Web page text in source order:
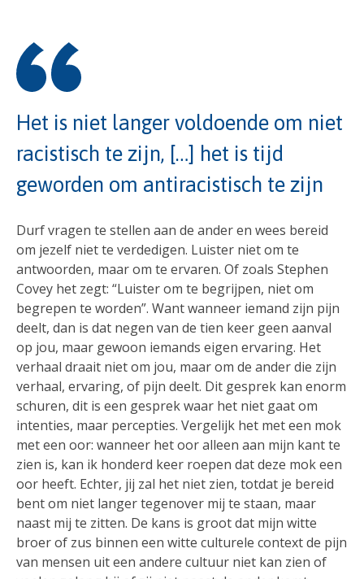
Het is niet langer voldoende om niet
racistisch te zijn, […] het is tijd
geworden om antiracistisch te zijn
Durf vragen te stellen aan de ander en wees bereid
om jezelf niet te verdedigen. Luister niet om te
antwoorden, maar om te ervaren. Of zoals Stephen
Covey het zegt: “Luister om te begrijpen, niet om
begrepen te worden”. Want wanneer iemand zijn pijn
deelt, dan is dat negen van de tien keer geen aanval
op jou, maar gewoon iemands eigen ervaring. Het
verhaal draait niet om jou, maar om de ander die zijn
verhaal, ervaring, of pijn deelt. Dit gesprek kan enorm
schuren, dit is een gesprek waar het niet gaat om
intenties, maar percepties. Vergelijk het met een mok
met een oor: wanneer het oor alleen aan mijn kant te
zien is, kan ik honderd keer roepen dat deze mok een
oor heeft. Echter, jij zal het niet zien, totdat je bereid
bent om niet langer tegenover mij te staan, maar
naast mij te zitten. De kans is groot dat mijn witte
broer of zus binnen een witte culturele context de pijn
van mensen uit een andere cultuur niet kan zien of